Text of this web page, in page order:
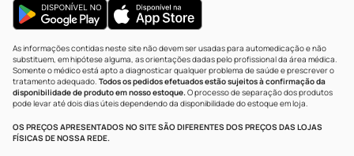
As informações contidas neste site não devem ser usadas para automedicação e não
substituem, em hipótese alguma, as orientações dadas pelo profissional da área médica.
Somente o médico está apto a diagnosticar qualquer problema de saúde e prescrever o
tratamento adequado. Todos os pedidos efetuados estão sujeitos à confirmação da
disponibilidade de produto em nosso estoque.O processo de separação dos produtos
pode levar até dois dias úteis dependendo da disponibilidade do estoque em loja.
OS PREÇOS APRESENTADOS NO SITE SÃO DIFERENTES DOS PREÇOS DAS LOJAS
FÍSICAS DE NOSSA REDE.